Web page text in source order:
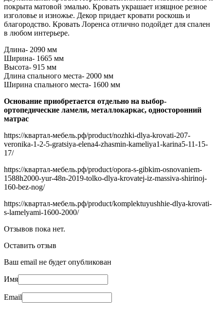
покрыта матовой эмалью. Кровать украшает изящное резное
изголовье и изножье. Декор придает кровати роскошь и
благородство. Кровать Лоренса отлично подойдет для спален
в любом интерьере.
Длина- 2090 мм
Ширина- 1665 мм
Высота- 915 мм
Длина спального места- 2000 мм
Ширина спального места- 1600 мм
Основание приобретается отдельно на выбор-
ортопедические ламели, металлокаркас, односторонний
матрас
https://квартал-мебель.рф/product/nozhki-dlya-krovati-207-
veronika-1-2-5-gratsiya-elena4-zhasmin-kameliya1-karina5-11-15-
17/
https://квартал-мебель.рф/product/opora-s-gibkim-osnovaniem-
1588h2000-yur-48n-2019-tolko-dlya-krovatej-iz-massiva-shirinoj-
160-bez-nog/
https://квартал-мебель.рф/product/komplektuyushhie-dlya-krovati-
s-lamelyami-1600-2000/
Отзывов пока нет.
Оставить отзыв
Ваш email не будет опубликован
Имя
Email